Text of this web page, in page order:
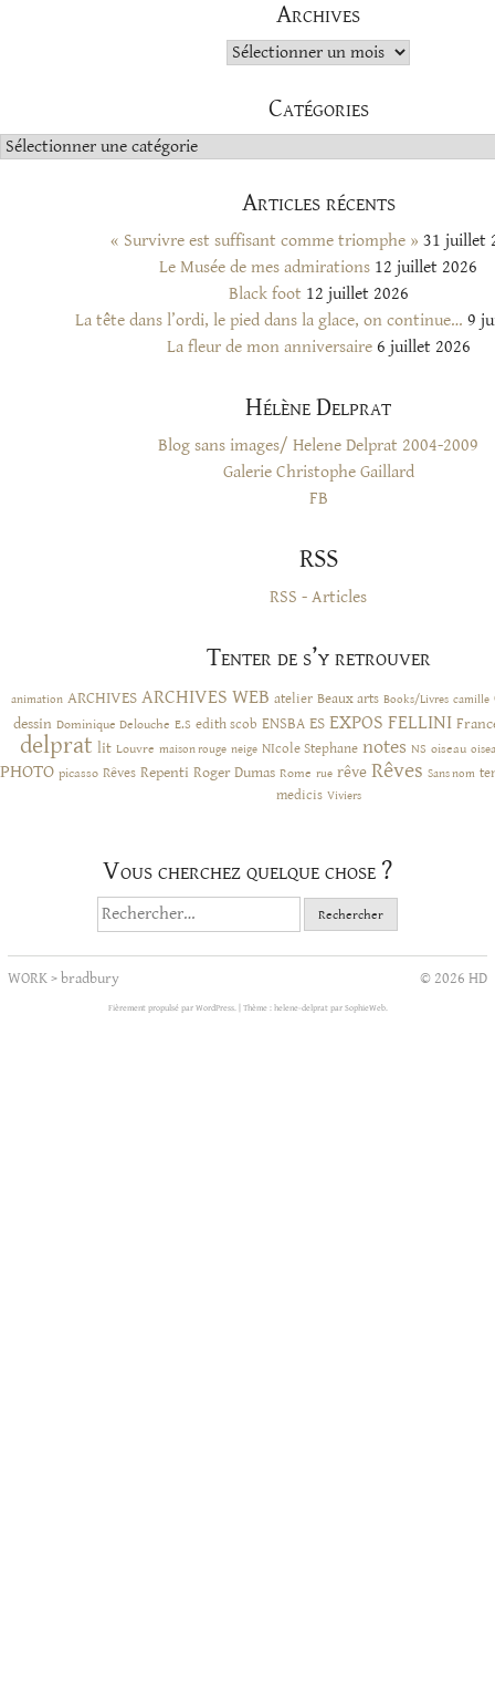
Archives
Archives
Catégories
Catégories
Articles récents
« Survivre est suffisant comme triomphe » 31 juillet
Le Musée de mes admirations 12 juillet 2026
Black foot 12 juillet 2026
La tête dans l’ordi, le pied dans la glace, on continue… 9
La fleur de mon anniversaire 6 juillet 2026
Hélène Delprat
Blog sans images/ Helene Delprat 2004-2009
Galerie Christophe Gaillard
FB
RSS
RSS - Articles
Tenter de s’y retrouver
animation ARCHIVES ARCHIVES WEB atelier Beaux arts Books/Livres camille
dessin Dominique Delouche E.S edith scob ENSBA ES EXPOS FELLINI
delprat lit Louvre maison rouge neige NIcole Stephane notes NS oiseau
PHOTO picasso Rêves Repenti Roger Dumas Rome rue rêve Rêves Sans nom
medicis Viviers
Vous cherchez quelque chose ?
Rechercher :
WORK> bradbury © 2026 HD
Fièrement propulsé par WordPress. Thème : helene-delprat par SophieWeb.